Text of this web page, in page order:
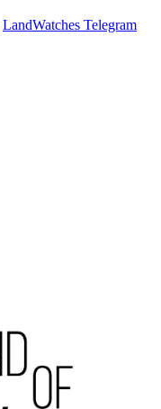
LandWatches Telegram